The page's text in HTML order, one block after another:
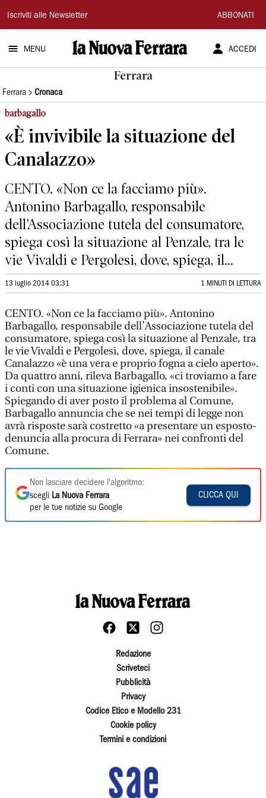
La
Nuova
Ferrara
Iscriviti alle Newsletter ABBONATI
MENU ACCEDI
Ferrara
Ferrara Cronaca
barbagallo
«È invivibile la situazione del
Canalazzo»
CENTO. «Non ce la facciamo più».
Antonino Barbagallo, responsabile
dell’Associazione tutela del consumatore,
spiega così la situazione al Penzale, tra le
vie Vivaldi e Pergolesi, dove, spiega, il...
13 luglio 2014 03:31 1 MINUTI DI LETTURA
CENTO. «Non ce la facciamo più». Antonino
Barbagallo, responsabile dell’Associazione tutela del
consumatore, spiega così la situazione al Penzale, tra
le vie Vivaldi e Pergolesi, dove, spiega, il canale
Canalazzo «è una vera e proprio fogna a cielo aperto».
Da quattro anni, rileva Barbagallo, «ci troviamo a fare
i conti con una situazione igienica insostenibile».
Spiegando di aver posto il problema al Comune,
Barbagallo annuncia che se nei tempi di legge non
avrà risposte sarà costretto «a presentare un esposto-
denuncia alla procura di Ferrara» nei confronti del
Comune.
Non lasciare decidere l'algoritmo:
scegli La Nuova Ferrara
per le tue notizie su Google
CLICCA QUI
Redazione
Scriveteci
Pubblicità
Privacy
Codice Etico e Modello 231
Cookie policy
Termini e condizioni